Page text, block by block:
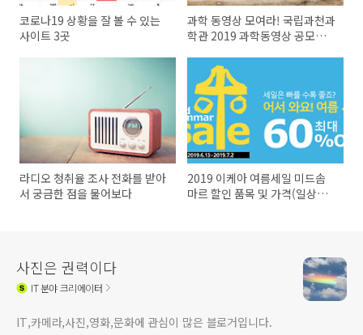
코로나19 상황을 잘 볼 수 있는
사이트 3곳
과학 동영상 모여라! 국립과천과
학관 2019 과학동영상 공모대
라디오 청취율 조사 전화를 받아
서 궁금한 점을 물어보다
2019 이케아 여름세일 미드솜
마르 할인 품목 및 가격(일상용
사진은 권력이다
IT분야 크리에이터
IT,카메라,사진,영화,문화에 관심이 많은 블로거입니다.